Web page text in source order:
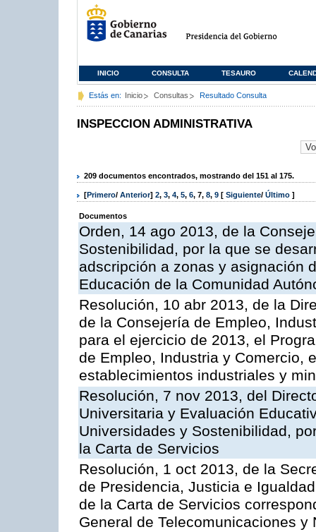
INICIO CONSULTA TESAURO
Estás en: Inicio Consultas Resultado Consulta
INSPECCION ADMINISTRATIVA
209 documentos encontrados, mostrando del 151 al 175.
[Primero/ Anterior] 2, 3, 4, 5, 6, 7, 8, 9 [ Siguiente/ Último ]
Documentos
Orden, 14 ago 2013, de la
Sostenibilidad, por la que se
adscripción a zonas y asignación
Educación de la Comunidad
Resolución, 10 abr 2013, de la
de la Consejería de Empleo,
para el ejercicio de 2013, el
de Empleo, Industria y Comercio,
establecimientos industriales y
Resolución, 7 nov 2013, del
Universitaria y Evaluación
Universidades y Sostenibilidad,
la Carta de Servicios
Resolución, 1 oct 2013, de la
de Presidencia, Justicia e
de la Carta de Servicios
General de Telecomunicaciones y